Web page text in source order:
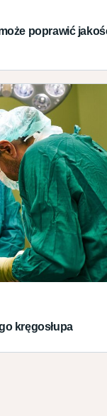
poprawić
kręgosłupa